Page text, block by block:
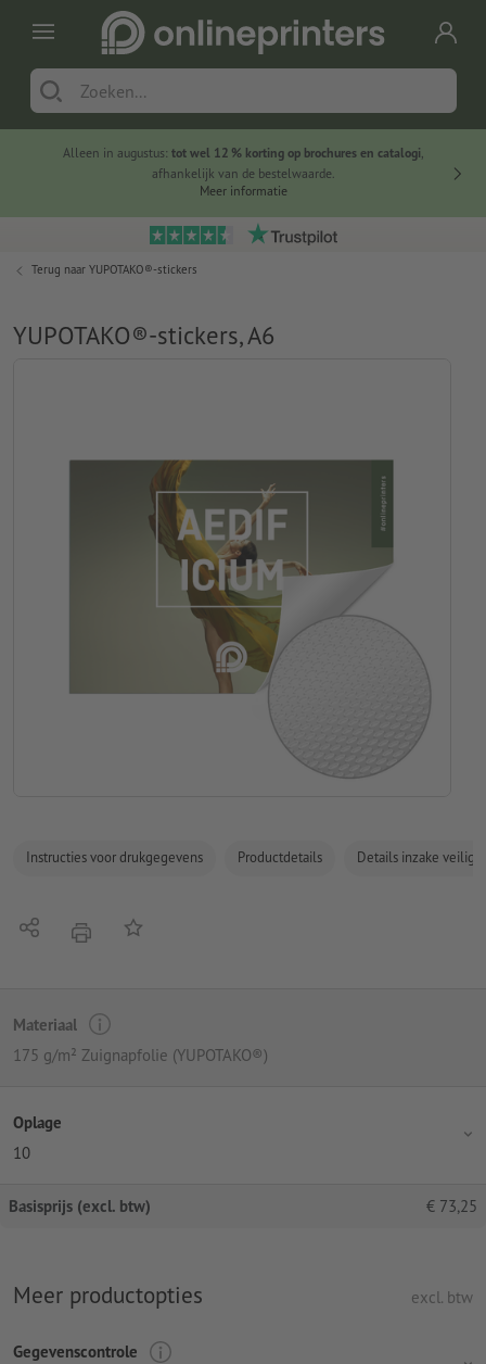
Alleen in augustus: tot wel 12 % korting op brochures en catalogi,
afhankelijk van de bestelwaarde.
Meer informatie
Terug naar YUPOTAKO®-stickers
YUPOTAKO®-stickers, A6
Instructies voor drukgegevens Productdetails Details inzake
Delen afdrukkenOp de lijst
Materiaal
175 g/m² Zuignapfolie (YUPOTAKO®)
Oplage
10
Basisprijs (excl. btw) € 73,25
Meer productopties excl. btw
Gegevenscontrole